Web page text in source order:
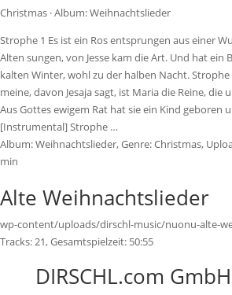
Christmas · Album: Weihnachtslieder
Strophe 1 Es ist ein Ros entsprungen aus einer
Alten sungen, von Jesse kam die Art. Und hat
kalten Winter, wohl zu der halben Nacht. Strophe
meine, davon Jesaja sagt, ist Maria die Reine, die
Aus Gottes ewigem Rat hat sie ein Kind geboren
[Instrumental] Strophe …
Album:Weihnachtslieder, Genre:Christmas,
min
Alte Weihnachtslieder
wp-content/uploads/dirschl-music/nuonu-alte-
Tracks:21, Gesamtspielzeit: 50:55
DIRSCHL.com GmbH